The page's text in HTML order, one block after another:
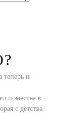
теперь и
поместье в
с детства